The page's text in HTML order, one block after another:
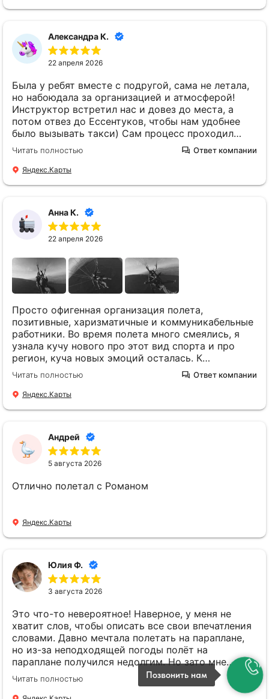
вдохновляющим, что я настоятельно рекомендую
каждому хотя бы однажды испытать подобные
эмоции. Полёт на параплане — это нечто
особенное, что навсегда останется в памяти и
вперед.
Александра К.
22 апреля 2026
Была у ребят вместе с подругой, сама не летала,
но набоюдала за организацией и атмосферой!
Инструктор встретил нас и довез до места, а
потом отвез до Ессентуков, чтобы нам удобнее
было вызывать такси) Сам процесс проходил
очень органищовано, видно, что все, работабщие
там, профессионалы. Подругу очень мило
поддерживали, шутили, чтобы она не
приоритете безопасность клиентов! После
наблюдения даже самой захотелось попробовать
и приехать именно сюда, чтобы быть уверенной в
своей безопасности и получить максимальное
Читать полностью Ответ компании
Яндекс.Карты
Анна К.
22 апреля 2026
Просто офигенная организация полета,
позитивные, харизматичные и коммуникабельные
работники. Во время полета много смеялись, я
узнала кучу нового про этот вид спорта и про
регион, куча новых эмоций осталась. К
безопасности нет нареканий, организация полета
на 5, название оправдано))
Читать полностью Ответ компании
Яндекс.Карты
Андрей
5 августа 2026
Отлично полетал с Романом
Яндекс.Карты
Юлия Ф.
3 августа 2026
Это что-то невероятное! Наверное, у меня не
хватит слов, чтобы описать все свои впечатления
словами. Давно мечтала полетать на параплане,
но из-за неподходящей погоды полёт на
параплане получился недолгим. Но зато мне
посчастливилось полетать и на параплане, и на
паралёте) это два совершенно разных ощущения,
Читать полностью Позвонить нам